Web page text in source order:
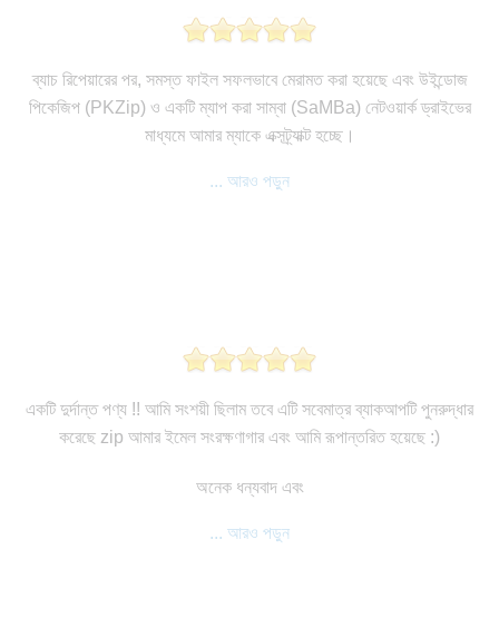
ব্যাচ রিপেয়ারের পর, সমস্ত ফাইল সফলভাবে মেরামত করা হয়েছে এবং উইন্ডোজ
পিকেজিপ (PKZip) ও একটি ম্যাপ করা সাম্বা (SaMBa) নেটওয়ার্ক ড্রাইভের
মাধ্যমে আমার ম্যাকে এক্সট্র্যাক্ট হচ্ছে।
... আরও পড়ুন
একটি দুর্দান্ত পণ্য !! আমি সংশয়ী ছিলাম তবে এটি সবেমাত্র ব্যাকআপটি পুনরুদ্ধার
করেছে zip আমার ইমেল সংরক্ষণাগার এবং আমি রূপান্তরিত হয়েছে :)
অনেক ধন্যবাদ এবং
... আরও পড়ুন